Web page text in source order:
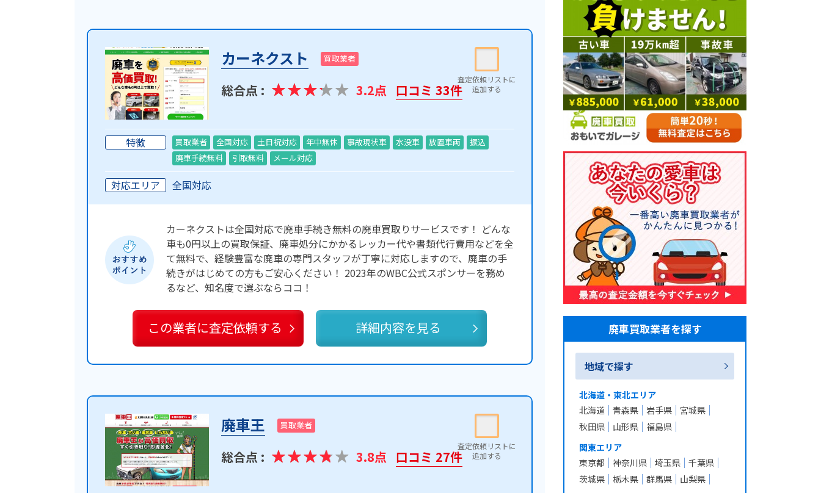
カーネクスト 買取業者
総合点 : 3.2点 口コミ 33件
特徴 買取業者 全国対応 土日祝対応 年中無休 事故現状車 水没車 放置車両
振込
廃車手続無料
引取無料 メール対応
対応エリア 全国対応
カーネクストは全国対応で廃車手続き無料の廃車買取りサービスです！ どんな
車も0円以上の買取保証、廃車処分にかかるレッカー代や書類代行費用などを全
て無料で、経験豊富な廃車の専門スタッフが丁寧に対応しますので、廃車の手
続きがはじめての方もご安心ください！ 2023年のWBC公式スポンサーを務め
るなど、知名度で選ぶならココ！
この業者に査定依頼する 詳細内容を見る
廃車王 買取業者
総合点 : 3.8点 口コミ 27件
廃車買取業者を探す
地域で探す
北海道・東北エリア
北海道
青森県 岩手県
宮城県
秋田県
山形県
福島県
関東エリア
東京都
神奈川県 埼玉県
千葉県
茨城県
栃木県 群馬県
山梨県